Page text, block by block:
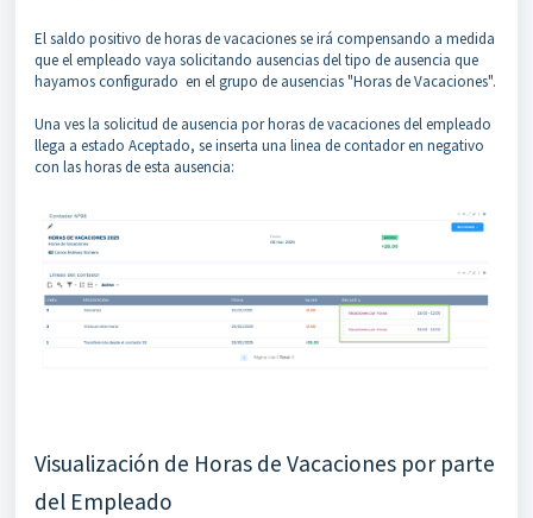
El saldo positivo de horas de vacaciones se irá compensando a medida
que el empleado vaya solicitando ausencias del tipo de ausencia que
hayamos configurado en el grupo de ausencias "Horas de Vacaciones".
Una ves la solicitud de ausencia por horas de vacaciones del empleado
llega a estado Aceptado, se inserta una linea de contador en negativo
con las horas de esta ausencia:
Visualización de Horas de Vacaciones por parte
del Empleado